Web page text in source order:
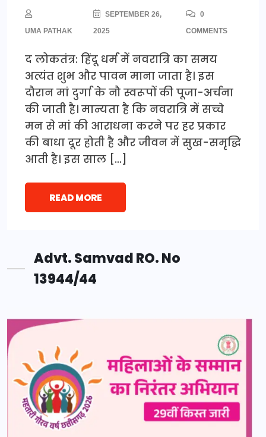
UMA PATHAK
SEPTEMBER 26,
2025
0
COMMENTS
द लोकतंत्र: हिंदू धर्म में नवरात्रि का समय
अत्यंत शुभ और पावन माना जाता है। इस
दौरान मां दुर्गा के नौ स्वरूपों की पूजा-अर्चना
की जाती है। मान्यता है कि नवरात्रि में सच्चे
मन से मां की आराधना करने पर हर प्रकार
की बाधा दूर होती है और जीवन में सुख-समृद्धि
आती है। इस साल […]
READ MORE
Advt. Samvad RO. No
13944/44